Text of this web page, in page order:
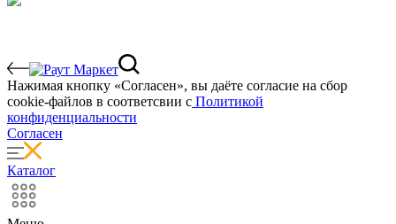
Нажимая кнопку «Согласен», вы даёте cогласие на сбор
cookie-файлов в соответсвии с Политикой
конфиденциальности
Согласен
Каталог